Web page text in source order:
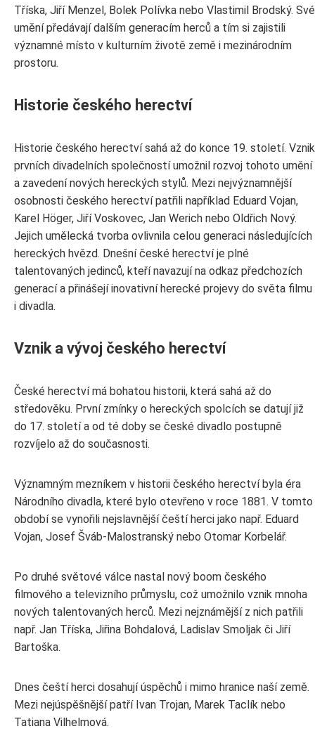
Tříska, Jiří Menzel, Bolek Polívka nebo Vlastimil Brodský. Své
umění předávají dalším generacím herců a tím si zajistili
významné místo v kulturním životě země i mezinárodním
prostoru.
Historie českého herectví
Historie českého herectví sahá až do konce 19. století. Vznik
prvních divadelních společností umožnil rozvoj tohoto umění
a zavedení nových hereckých stylů. Mezi nejvýznamnější
osobnosti českého herectví patřili například Eduard Vojan,
Karel Höger, Jiří Voskovec, Jan Werich nebo Oldřich Nový.
Jejich umělecká tvorba ovlivnila celou generaci následujících
hereckých hvězd. Dnešní české herectví je plné
talentovaných jedinců, kteří navazují na odkaz předchozích
generací a přinášejí inovativní herecké projevy do světa filmu
i divadla.
Vznik a vývoj českého herectví
České herectví má bohatou historii, která sahá až do
středověku. První zmínky o hereckých spolcích se datují již
do 17. století a od té doby se české divadlo postupně
rozvíjelo až do současnosti.
Významným mezníkem v historii českého herectví byla éra
Národního divadla, které bylo otevřeno v roce 1881. V tomto
období se vynořili nejslavnější čeští herci jako např. Eduard
Vojan, Josef Šváb-Malostranský nebo Otomar Korbelář.
Po druhé světové válce nastal nový boom českého
filmového a televizního průmyslu, což umožnilo vznik mnoha
nových talentovaných herců. Mezi nejznámější z nich patřili
např. Jan Tříska, Jiřina Bohdalová, Ladislav Smoljak či Jiří
Bartoška.
Dnes čeští herci dosahují úspěchů i mimo hranice naší země.
Mezi nejúspěšnější patří Ivan Trojan, Marek Taclík nebo
Tatiana Vilhelmová.